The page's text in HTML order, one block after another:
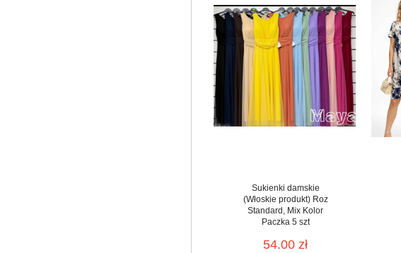
Sukienki damskie
(Włoskie produkt) Roz
Standard, Mix Kolor
Paczka 5 szt
54.00 zł